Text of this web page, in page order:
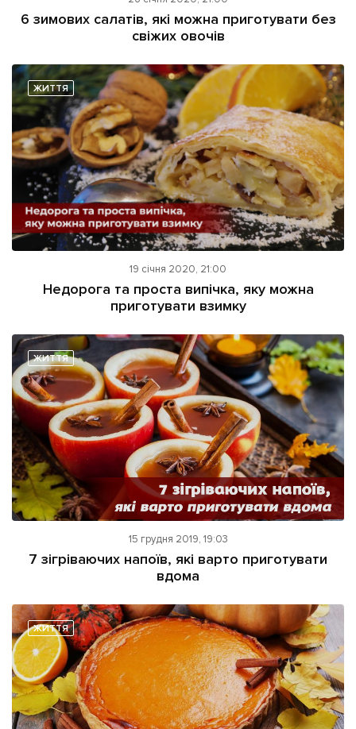
Картки
Репортаж
Розслідування
Погляди
Ініціативи
Лонгріди
Прес-релізи
Фото/Відео
Made in Lviv
Зв'язатися з нами
Реклама на сайті
Політика конфіденційності
Наші соц мережі
Підтримати dyvys.info
6 зимових салатів, які можна приготувати без
свіжих овочів
ЖИТТЯ
19 січня 2020, 21:00
Недорога та проста випічка, яку можна
приготувати взимку
ЖИТТЯ
15 грудня 2019, 19:03
7 зігріваючих напоїв, які варто приготувати
вдома
ЖИТТЯ